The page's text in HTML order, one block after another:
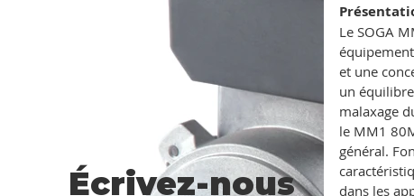
Le SOGA
et une
un
malaxage
le MM1
général.
dans les
Écrivez-nous